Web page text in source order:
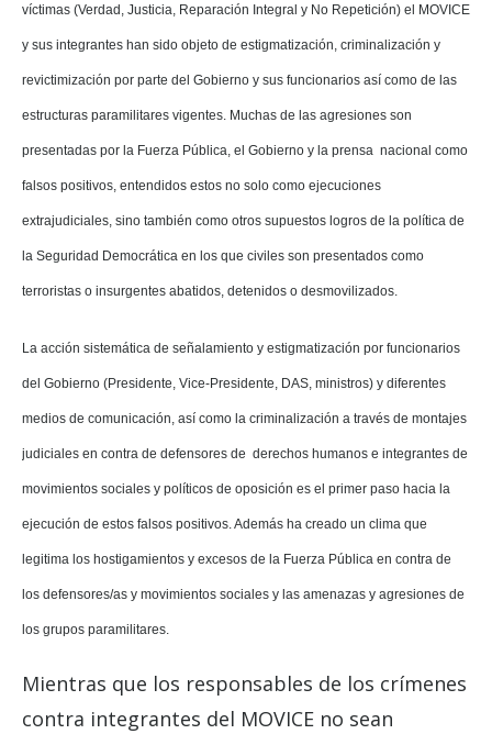
víctimas (Verdad, Justicia, Reparación Integral y No Repetición) el MOVICE
y sus integrantes han sido objeto de estigmatización, criminalización y
revictimización por parte del Gobierno y sus funcionarios así como de las
estructuras paramilitares vigentes. Muchas de las agresiones son
presentadas por la Fuerza Pública, el Gobierno y la prensa nacional como
falsos positivos, entendidos estos no solo como ejecuciones
extrajudiciales, sino también como otros supuestos logros de la política de
la Seguridad Democrática en los que civiles son presentados como
terroristas o insurgentes abatidos, detenidos o desmovilizados.
La acción sistemática de señalamiento y estigmatización por funcionarios
del Gobierno (Presidente, Vice-Presidente, DAS, ministros) y diferentes
medios de comunicación, así como la criminalización a través de montajes
judiciales en contra de defensores de derechos humanos e integrantes de
movimientos sociales y políticos de oposición es el primer paso hacia la
ejecución de estos falsos positivos. Además ha creado un clima que
legitima los hostigamientos y excesos de la Fuerza Pública en contra de
los defensores/as y movimientos sociales y las amenazas y agresiones de
los grupos paramilitares.
Mientras que los responsables de los crímenes
contra integrantes del MOVICE no sean